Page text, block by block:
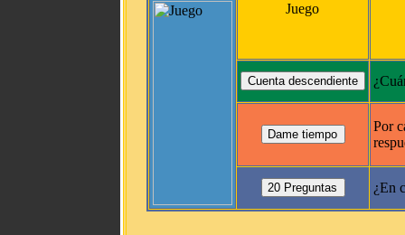
Juego
Por
¿En